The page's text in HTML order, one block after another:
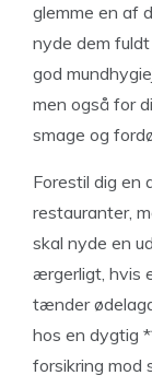
glemme en af
nyde dem
god
men også for
smage og
Forestil dig en
restauranter,
skal nyde en
ærgerligt, hvis
tænder
hos en dygtig
forsikring mod